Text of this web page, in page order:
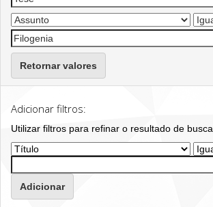
Retornar valores
Adicionar filtros:
Utilizar filtros para refinar o resultado de busca.